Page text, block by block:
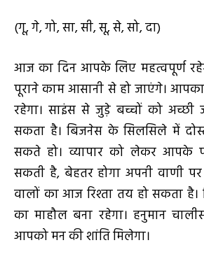
(गू, गे, गो, सा, सी, सू, से, सो, दा)
आज का दिन आपके लिए महत्वपूर्ण
पूराने काम आसानी से हो जाएंगे।
रहेगा। साइंस से जुड़े बच्चों को
सकता है। बिजनेस के सिलसिले में
सकते हो। व्यापार को लेकर आपके
सकती है, बेहतर होगा अपनी वाणी
वालों का आज रिश्ता तय हो सकता
का माहौल बना रहेगा। हनुमान
आपको मन की शांति मिलेगा।